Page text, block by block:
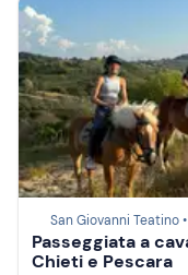
San Giovanni Teatino •
Passeggiata a
Chieti e Pescara